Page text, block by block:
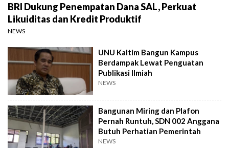
BRI Dukung Penempatan Dana SAL, Perkuat
Likuiditas dan Kredit Produktif
NEWS
UNU Kaltim Bangun Kampus
Berdampak Lewat Penguatan
Publikasi Ilmiah
NEWS
Bangunan Miring dan Plafon
Pernah Runtuh, SDN 002 Anggana
Butuh Perhatian Pemerintah
NEWS